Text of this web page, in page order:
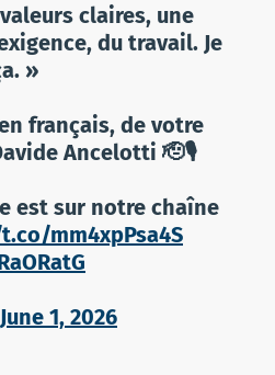
claires, une
du travail. Je
»
français, de votre
Ancelotti 🫡🎙️
est sur notre chaîne
mm4xpPsa4S
June 1, 2026